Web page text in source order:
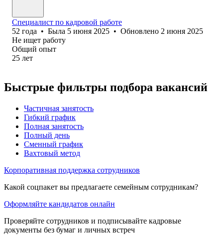
Специалист по кадровой работе
52 года • Была 5 июня 2025 • Обновлено 2 июня 2025
Не ищет работу
Общий опыт
25 лет
Быстрые фильтры подбора вакансий
Частичная занятость
Гибкий график
Полная занятость
Полный день
Сменный график
Вахтовый метод
Корпоративная поддержка сотрудников
Какой соцпакет вы предлагаете семейным сотрудникам?
Оформляйте кандидатов онлайн
Проверяйте сотрудников и подписывайте кадровые
документы без бумаг и личных встреч